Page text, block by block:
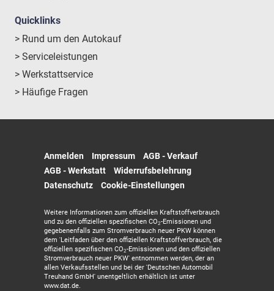
Quicklinks
> Rund um den Autokauf
> Serviceleistungen
> Werkstattservice
> Häufige Fragen
Anmelden Impressum
AGB - Verkauf
AGB - Werkstatt
Widerrufsbelehrung
Datenschutz
Cookie-Einstellungen
Weitere Informationen zum offiziellen Kraftstoffverbrauch
und zu den offiziellen spezifischen CO2-Emissionen und
gegebenenfalls zum Stromverbrauch neuer PKW können
dem 'Leitfaden über den offiziellen Kraftstoffverbrauch, die
offiziellen spezifischen CO2-Emissionen und den offiziellen
Stromverbrauch neuer PKW' entnommen werden, der an
allen Verkaufsstellen und bei der 'Deutschen Automobil
Treuhand GmbH' unentgeltlich erhältlich ist unter
www.dat.de.